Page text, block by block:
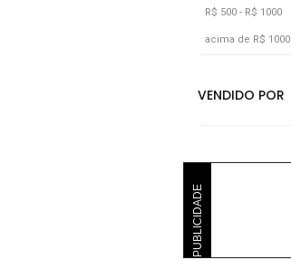
R$ 500 - R$ 1000
acima de R$ 1000
PUBLICIDADE